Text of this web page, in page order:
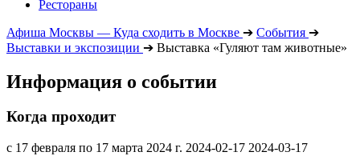
Рестораны
Афиша Москвы — Куда сходить в Москве ➔ События ➔
Выставки и экспозиции ➔ Выставка «Гуляют там животные»
Информация о событии
Когда проходит
с 17 февраля по 17 марта 2024 г. 2024-02-17 2024-03-17